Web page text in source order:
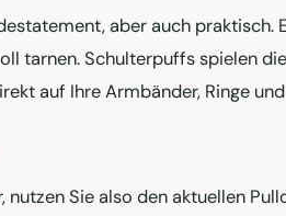
aber auch
tarnen. Schulterpuffs spielen
auf Ihre Armbänder, Ringe
Sie also den aktuellen